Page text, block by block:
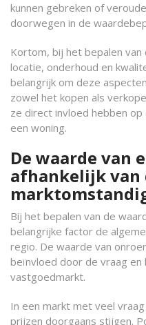
kunnen gebreken of
doorwegen in de
Kortom, bij het bepalen van
locatie, onderhoud en
belangrijk om deze
zowel het kopen als
ze direct invloed hebben
een woning.
De waarde van
afhankelijk van
Bij het bepalen van de
belangrijke factor de
regio. De waarde van
beïnvloed door de vraag en
vastgoedmarkt.
In een markt met veel
prijzen doorgaans stijgen.